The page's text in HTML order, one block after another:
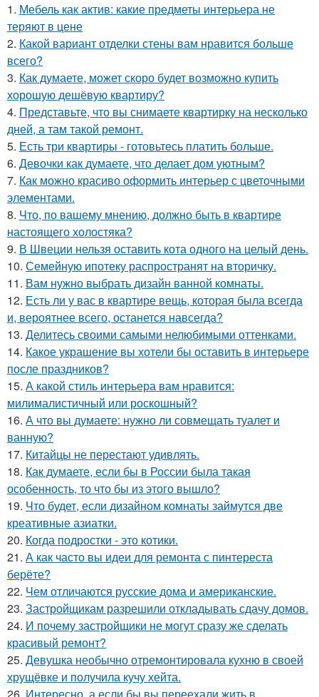
1. Мебель как актив: какие предметы интерьера не
теряют в цене
2. Какой вариант отделки стены вам нравится больше
всего?
3. Как думаете, может скоро будет возможно купить
хорошую дешёвую квартиру?
4. Представьте, что вы снимаете квартирку на несколько
дней, а там такой ремонт.
5. Есть три квартиры - готовьтесь платить больше.
6. Девочки как думаете, что делает дом уютным?
7. Как можно красиво оформить интерьер с цветочными
элементами.
8. Что, по вашему мнению, должно быть в квартире
настоящего холостяка?
9. В Швеции нельзя оставить кота одного на целый день.
10. Семейную ипотеку распространят на вторичку.
11. Вам нужно выбрать дизайн ванной комнаты.
12. Есть ли у вас в квартире вещь, которая была всегда
и, вероятнее всего, останется навсегда?
13. Делитесь своими самыми нелюбимыми оттенками.
14. Какое украшение вы хотели бы оставить в интерьере
после праздников?
15. А какой стиль интерьера вам нравится:
милималистичный или роскошный?
16. А что вы думаете: нужно ли совмещать туалет и
ванную?
17. Китайцы не перестают удивлять.
18. Как думаете, если бы в России была такая
особенность, то что бы из этого вышло?
19. Что будет, если дизайном комнаты займутся две
креативные азиатки.
20. Когда подростки - это котики.
21. А как часто вы идеи для ремонта с пинтереста
берёте?
22. Чем отличаются русские дома и американские.
23. Застройщикам разрешили откладывать сдачу домов.
24. И почему застройщики не могут сразу же сделать
красивый ремонт?
25. Девушка необычно отремонтировала кухню в своей
хрущёвке и получила кучу хейта.